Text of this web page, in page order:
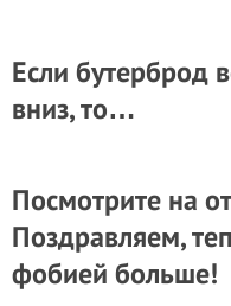
Если бутерброд
вниз, то…
Посмотрите на
Поздравляем,
фобией больше!